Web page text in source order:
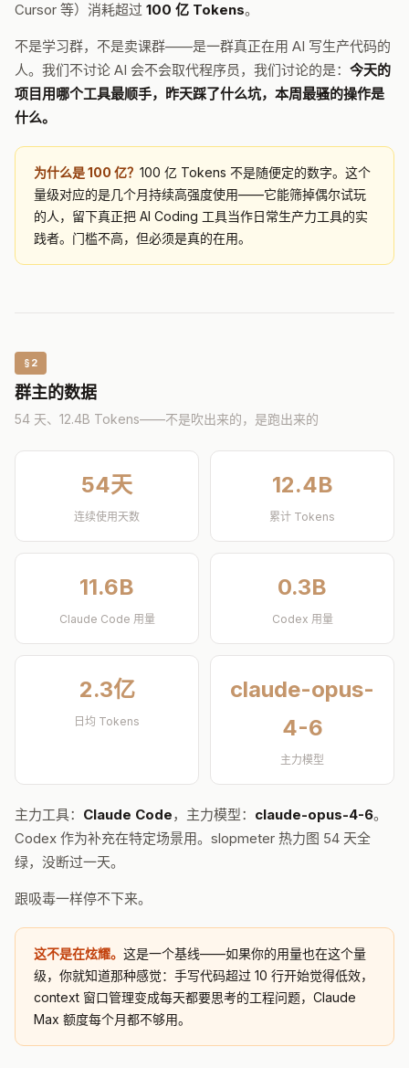
Cursor 等）消耗超过 100 亿 Tokens。
不是学习群，不是卖课群——是一群真正在用 AI 写生产代码的
人。我们不讨论 AI 会不会取代程序员，我们讨论的是： 今天的
项目用哪个工具最顺手，昨天踩了什么坑，本周最骚的操作是
什么。
为什么是 100 亿？ 100 亿 Tokens 不是随便定的数字。这个
量级对应的是几个月持续高强度使用——它能筛掉偶尔试玩
的人，留下真正把 AI Coding 工具当作日常生产力工具的实
践者。门槛不高，但必须是真的在用。
§2
群主的数据
54 天、12.4B Tokens——不是吹出来的，是跑出来的
54天
连续使用天数
12.4B
累计 Tokens
11.6B
Claude Code 用量
0.3B
Codex 用量
2.3亿
日均 Tokens
claude-opus-
4-6
主力模型
主力工具： Claude Code，主力模型： claude-opus-4-6。
Codex 作为补充在特定场景用。slopmeter 热力图 54 天全
绿，没断过一天。
跟吸毒一样停不下来。
这不是在炫耀。 这是一个基线——如果你的用量也在这个量
级，你就知道那种感觉：手写代码超过 10 行开始觉得低效，
context 窗口管理变成每天都要思考的工程问题，Claude
Max 额度每个月都不够用。